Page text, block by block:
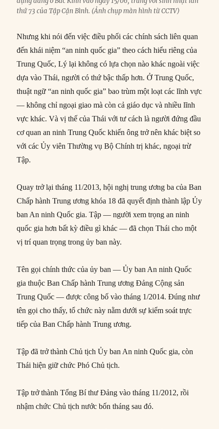
thứ 73 của Tập Cận Bình. (Ảnh chụp màn hình từ CCTV)
Nhưng khi nói đến việc điều phối các chính sách liên quan
đến khái niệm “an ninh quốc gia” theo cách hiểu riêng của
Trung Quốc, Lý lại không có lựa chọn nào khác ngoài việc
dựa vào Thái, người có thứ bậc thấp hơn. Ở Trung Quốc,
thuật ngữ “an ninh quốc gia” bao trùm một loạt các lĩnh vực
— không chỉ ngoại giao mà còn cả giáo dục và nhiều lĩnh
vực khác. Và vị thế của Thái với tư cách là người đứng đầu
cơ quan an ninh Trung Quốc khiến ông trở nên khác biệt so
với các Ủy viên Thường vụ Bộ Chính trị khác, ngoại trừ
Tập.
Quay trở lại tháng 11/2013, hội nghị trung ương ba của Ban
Chấp hành Trung ương khóa 18 đã quyết định thành lập Ủy
ban An ninh Quốc gia. Tập — người xem trọng an ninh
quốc gia hơn bất kỳ điều gì khác — đã chọn Thái cho một
vị trí quan trọng trong ủy ban này.
Tên gọi chính thức của ủy ban — Ủy ban An ninh Quốc
gia thuộc Ban Chấp hành Trung ương Đảng Cộng sản
Trung Quốc — được công bố vào tháng 1/2014. Đúng như
tên gọi cho thấy, tổ chức này nằm dưới sự kiểm soát trực
tiếp của Ban Chấp hành Trung ương.
Tập đã trở thành Chủ tịch Ủy ban An ninh Quốc gia, còn
Thái hiện giữ chức Phó Chủ tịch.
Tập trở thành Tổng Bí thư Đảng vào tháng 11/2012, rồi
nhậm chức Chủ tịch nước bốn tháng sau đó.